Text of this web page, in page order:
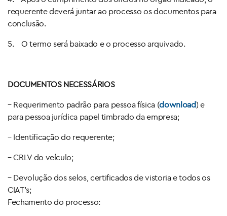
requerente deverá juntar ao processo os documentos para
conclusão.
5. O termo será baixado e o processo arquivado.
DOCUMENTOS NECESSÁRIOS
– Requerimento padrão para pessoa física (download) e
para pessoa jurídica papel timbrado da empresa;
– Identificação do requerente;
– CRLV do veículo;
– Devolução dos selos, certificados de vistoria e todos os
CIAT’s;
Fechamento do processo: